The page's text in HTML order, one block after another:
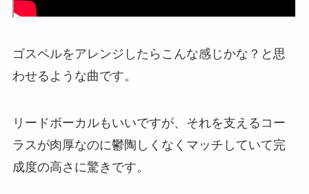
ゴスペルをアレンジしたらこんな感じかな？と思
わせるような曲です。
リードボーカルもいいですが、それを支えるコー
ラスが肉厚なのに鬱陶しくなくマッチしていて完
成度の高さに驚きです。